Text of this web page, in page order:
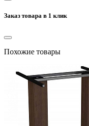
Заказ товара в 1 клик
Похожие товары